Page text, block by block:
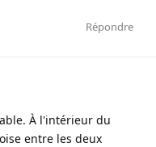
Répondre
À l'intérieur du
entre les deux